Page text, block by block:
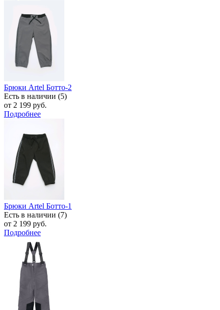
Брюки Artel Ботто-2
Есть в наличии (5)
от 2 199 руб.
Подробнее
Брюки Artel Ботто-1
Есть в наличии (7)
от 2 199 руб.
Подробнее